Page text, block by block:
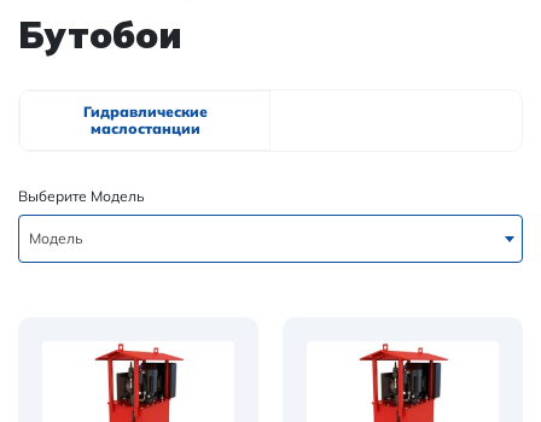
Бутобои
Гидравлические
маслостанции
Выберите Модель
Модель